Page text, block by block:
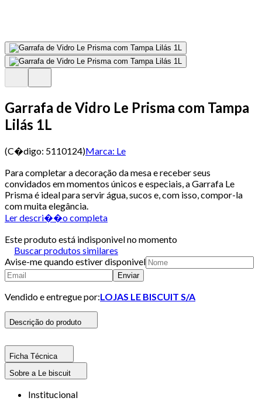
Garrafa de Vidro Le Prisma com Tampa
Lilás 1L
(C�digo: 5110124)Marca: Le
Para completar a decoração da mesa e receber seus
convidados em momentos únicos e especiais, a Garrafa Le
Prisma é ideal para servir água, sucos e, com isso, compor-la
com muita elegância.
Ler descri��o completa
Este produto está indisponivel no momento
Buscar produtos similares
Avise-me quando estiver disponivel
Enviar
Vendido e entregue por:LOJAS LE BISCUIT S/A
Descrição do produto
Ficha Técnica
Sobre a Le biscuit
Institucional